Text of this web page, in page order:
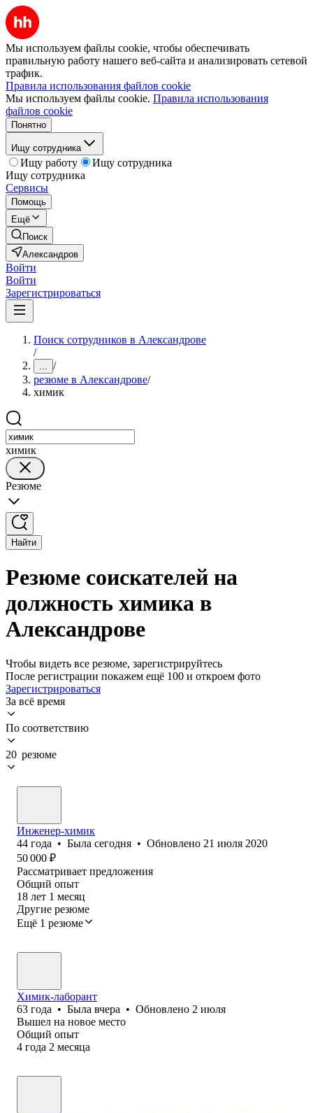
Мы используем файлы cookie, чтобы обеспечивать
правильную работу нашего веб-сайта и анализировать сетевой
трафик.
Правила использования файлов cookie
Мы используем файлы cookie. Правила использования
файлов cookie
Понятно
Ищу сотрудника
Ищу работу
Ищу сотрудника
Ищу сотрудника
Сервисы
Помощь
Ещё
Поиск
Александров
Войти
Войти
Зарегистрироваться
Поиск сотрудников в Александрове
/
... /
резюме в Александрове/
химик
химик
Резюме
Найти
Резюме соискателей на
должность химика в
Александрове
Чтобы видеть все резюме, зарегистрируйтесь
После регистрации покажем ещё 100 и откроем фото
Зарегистрироваться
За всё время
По соответствию
20 резюме
Инженер-химик
44 года • Была сегодня • Обновлено 21 июля 2020
50 000 ₽
Рассматривает предложения
Общий опыт
18 лет 1 месяц
Другие резюме
Ещё 1 резюме
Химик-лаборант
63 года • Была вчера • Обновлено 2 июля
Вышел на новое место
Общий опыт
4 года 2 месяца